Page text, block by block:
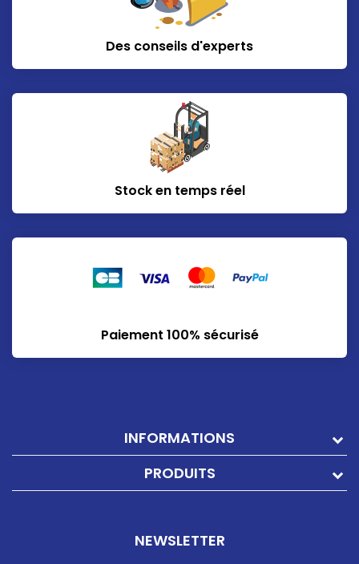
Des conseils d'experts
Stock en temps réel
Paiement 100% sécurisé
INFORMATIONS
PRODUITS
NEWSLETTER